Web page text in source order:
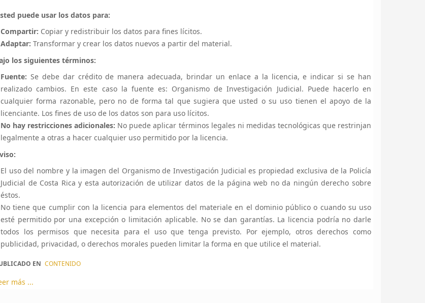
puede usar los datos para:
Compartir: Copiar y redistribuir los datos para fines lícitos.
Adaptar: Transformar y crear los datos nuevos a partir del material.
los siguientes términos:
Fuente: Se debe dar crédito de manera adecuada, brindar un enlace a la licencia, e indicar si se han
realizado cambios. En este caso la fuente es: Organismo de Investigación Judicial. Puede hacerlo en
cualquier forma razonable, pero no de forma tal que sugiera que usted o su uso tienen el apoyo de la
licenciante. Los fines de uso de los datos son para uso lícitos.
No hay restricciones adicionales: No puede aplicar términos legales ni medidas tecnológicas que restrinjan
legalmente a otras a hacer cualquier uso permitido por la licencia.
El uso del nombre y la imagen del Organismo de Investigación Judicial es propiedad exclusiva de la Policía
Judicial de Costa Rica y esta autorización de utilizar datos de la página web no da ningún derecho sobre
éstos.
No tiene que cumplir con la licencia para elementos del materiale en el dominio público o cuando su uso
esté permitido por una excepción o limitación aplicable. No se dan garantías. La licencia podría no darle
todos los permisos que necesita para el uso que tenga previsto. Por ejemplo, otros derechos como
publicidad, privacidad, o derechos morales pueden limitar la forma en que utilice el material.
EN CONTENIDO
más ...